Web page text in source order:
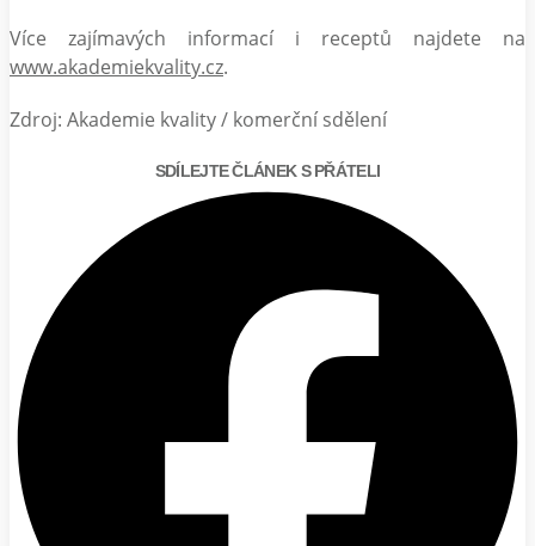
Více zajímavých informací i receptů najdete na
www.akademiekvality.cz.
Zdroj: Akademie kvality / komerční sdělení
SDÍLEJTE ČLÁNEK S PŘÁTELI